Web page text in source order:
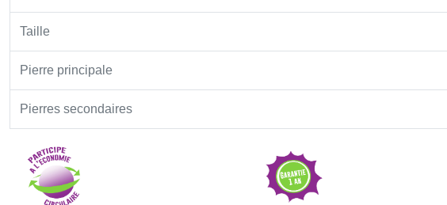
Taille
Pierre principale
Pierres secondaires